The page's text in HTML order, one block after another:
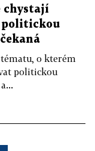
chystají
politickou
o kterém
politickou